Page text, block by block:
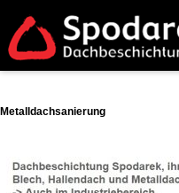
Metalldachsanierung